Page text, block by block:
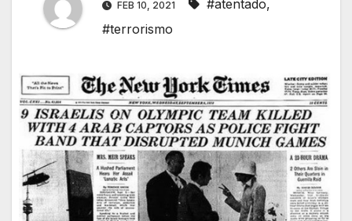
FEB 10, 2021 #atentado,
#terrorismo